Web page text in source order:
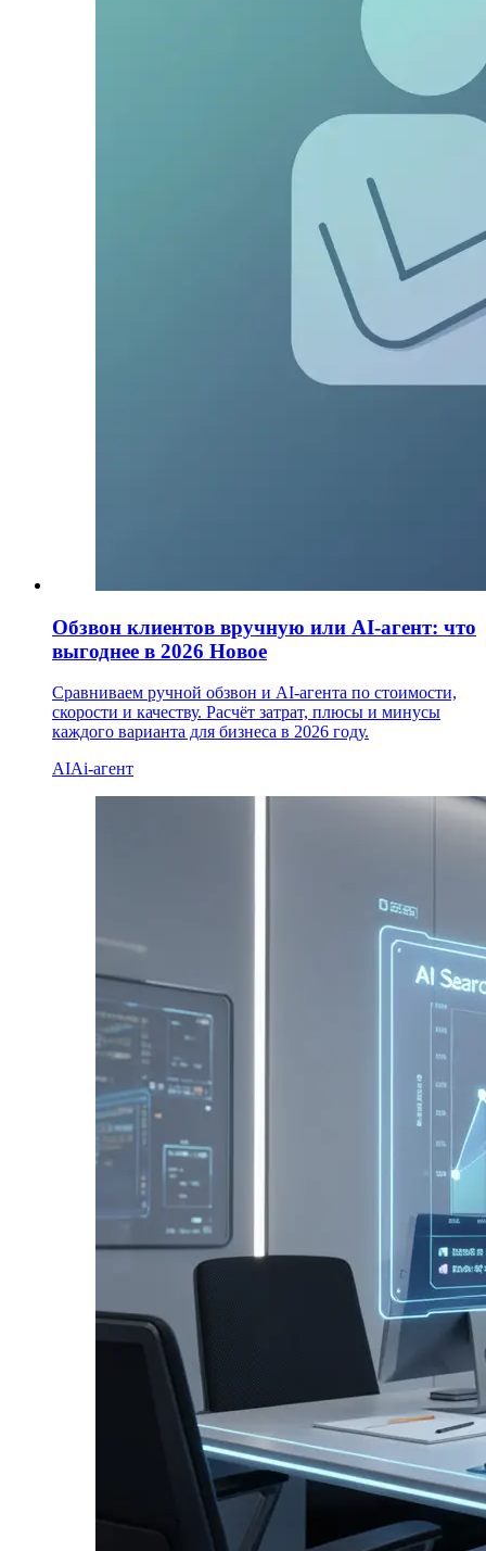
Обзвон клиентов вручную или AI-агент: что
выгоднее в 2026 Новое
Сравниваем ручной обзвон и AI-агента по стоимости,
скорости и качеству. Расчёт затрат, плюсы и минусы
каждого варианта для бизнеса в 2026 году.
AIAi-агент